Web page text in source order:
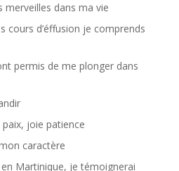
merveilles dans ma vie
cours d’éffusion je comprends
permis de me plonger dans
paix, joie patience
caractère
Martinique, je témoignerai